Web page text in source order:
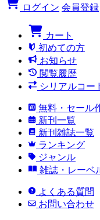
ログイン 会員登録
カート
初めての方
お知らせ
閲覧履歴
シリアルコー
無料・セール
新刊一覧
新刊雑誌一覧
ランキング
ジャンル
雑誌・レーベ
よくある質問
お問い合わせ